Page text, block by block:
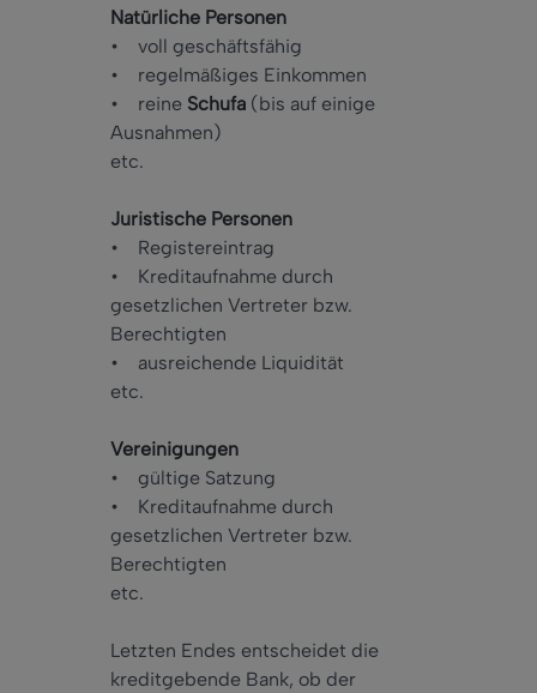
Natürliche Personen
• voll geschäftsfähig
• regelmäßiges Einkommen
• reine Schufa (bis auf einige
Ausnahmen)
etc.
Juristische Personen
• Registereintrag
• Kreditaufnahme durch
gesetzlichen Vertreter bzw.
Berechtigten
• ausreichende Liquidität
etc.
Vereinigungen
• gültige Satzung
• Kreditaufnahme durch
gesetzlichen Vertreter bzw.
Berechtigten
etc.
Letzten Endes entscheidet die
kreditgebende Bank, ob der